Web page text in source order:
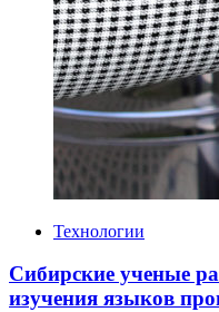
CategoriesТехнологии
Сибирские ученые
изучения языков